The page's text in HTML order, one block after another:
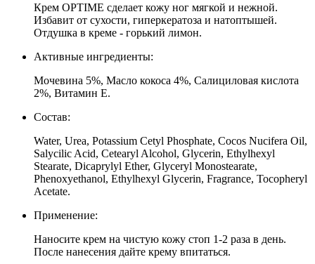
Крем OPTIME сделает кожу ног мягкой и нежной.
Избавит от сухости, гиперкератоза и натоптышей.
Отдушка в креме - горький лимон.
Активные ингредиенты:
Мочевина 5%, Масло кокоса 4%, Салициловая кислота
2%, Витамин Е.
Состав:
Water, Urea, Potassium Cetyl Phosphate, Cocos Nucifera Oil,
Salycilic Acid, Cetearyl Alcohol, Glycerin, Ethylhexyl
Stearate, Dicaprylyl Ether, Glyceryl Monostearate,
Phenoxyethanol, Ethylhexyl Glycerin, Fragrance, Tocopheryl
Acetate.
Применение:
Наносите крем на чистую кожу стоп 1-2 раза в день.
После нанесения дайте крему впитаться.